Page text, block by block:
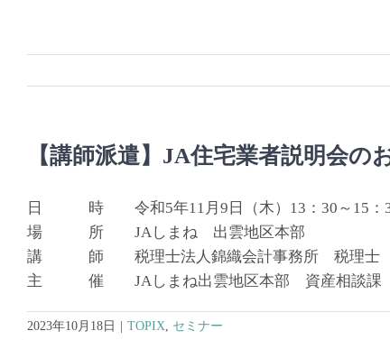
content
【講師派遣】JA住宅業者説明会の
日 時 令和5年11月9日（木）13：30～15：
場 所 JAしまね 出雲地区本部
講 師 税理士法人錦織会計事務所 税理士
主 催 JAしまね出雲地区本部 資産相談課
2023年10月18日 TOPIX, セミナー